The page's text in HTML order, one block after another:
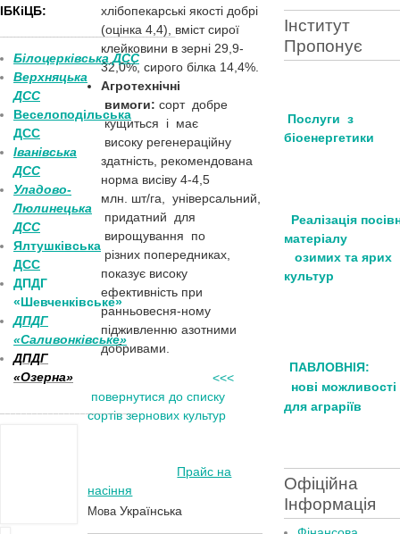
хлібопекарські якості добрі
(оцінка 4,4), вміст сирої
клейковини в зерні 29,9-
32,0%, сирого білка 14,4%.
Агротехнічні
вимоги: сорт добре
кущиться і має
високу регенераційну
здатність, рекомендована
норма висіву 4-4,5
млн. шт/га, універсальний,
придатний для
вирощування по
різних попередниках,
показує високу
ефективність при
ранньовесня-ному
підживленню азотними
добривами.
<<<
повернутися до списку
сортів зернових культур
Прайс на
насіння
МоваУкраїнська
ІБКіЦБ:
___________________________
Білоцерківська ДСС
Верхняцька
ДСС
Веселоподільська
ДСС
Іванівська
ДСС
Уладово-
Люлинецька
ДСС
Ялтушківська
ДСС
ДПДГ
«Шевченківське»
ДПДГ
«Саливонківське»
ДПДГ
«Озерна»
_________________________
Інститут
Пропонує
Послуги з
біоенергетики
Реалізація
матеріалу
озимих та ярих
культур
ПАВЛОВНІЯ:
нові можливості
для аграріїв
Офіційна
Інформація